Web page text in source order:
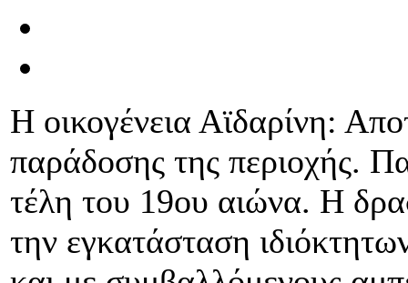
Η οικογένεια Αϊδαρίνη:
παράδοσης της περιοχής.
τέλη του 19ου αιώνα. Η
την εγκατάσταση